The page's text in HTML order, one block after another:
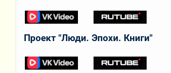
Проект "Люди. Эпохи. Книги"